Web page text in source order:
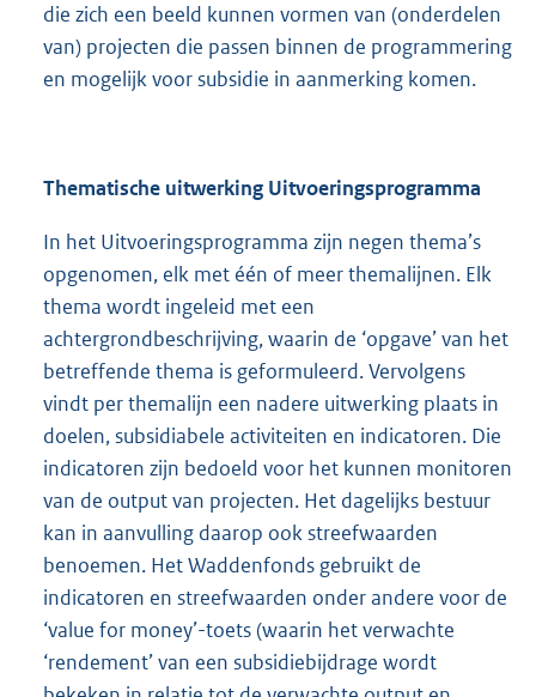
die zich een beeld kunnen vormen van (onderdelen
van) projecten die passen binnen de programmering
en mogelijk voor subsidie in aanmerking komen.
Thematische uitwerking Uitvoeringsprogramma
In het Uitvoeringsprogramma zijn negen thema’s
opgenomen, elk met één of meer themalijnen. Elk
thema wordt ingeleid met een
achtergrondbeschrijving, waarin de ‘opgave’ van het
betreffende thema is geformuleerd. Vervolgens
vindt per themalijn een nadere uitwerking plaats in
doelen, subsidiabele activiteiten en indicatoren. Die
indicatoren zijn bedoeld voor het kunnen monitoren
van de output van projecten. Het dagelijks bestuur
kan in aanvulling daarop ook streefwaarden
benoemen. Het Waddenfonds gebruikt de
indicatoren en streefwaarden onder andere voor de
‘value for money’-toets (waarin het verwachte
‘rendement’ van een subsidiebijdrage wordt